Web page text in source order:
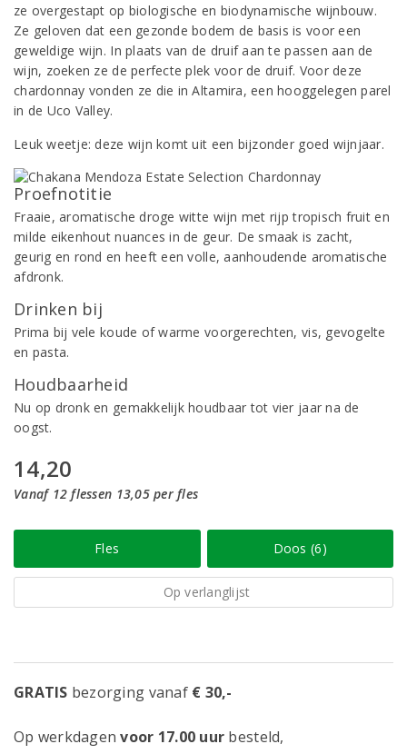
ze overgestapt op biologische en biodynamische wijnbouw.
Ze geloven dat een gezonde bodem de basis is voor een
geweldige wijn. In plaats van de druif aan te passen aan de
wijn, zoeken ze de perfecte plek voor de druif. Voor deze
chardonnay vonden ze die in Altamira, een hooggelegen parel
in de Uco Valley.
Leuk weetje: deze wijn komt uit een bijzonder goed wijnjaar.
Proefnotitie
Fraaie, aromatische droge witte wijn met rijp tropisch fruit en
milde eikenhout nuances in de geur. De smaak is zacht,
geurig en rond en heeft een volle, aanhoudende aromatische
afdronk.
Drinken bij
Prima bij vele koude of warme voorgerechten, vis, gevogelte
en pasta.
Houdbaarheid
Nu op dronk en gemakkelijk houdbaar tot vier jaar na de
oogst.
14,20
Vanaf 12 flessen 13,05 per fles
Fles Doos (6)
Op verlanglijst
GRATIS bezorging vanaf € 30,-
Op werkdagenvoor 17.00 uur besteld,